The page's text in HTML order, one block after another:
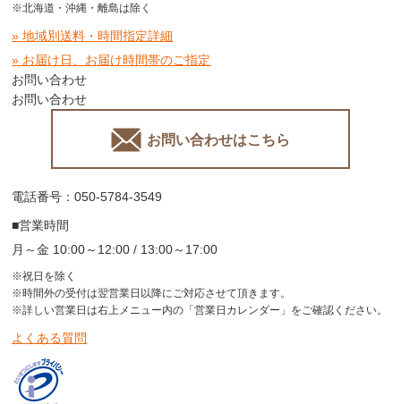
※北海道・沖縄・離島は除く
» 地域別送料・時間指定詳細
» お届け日、お届け時間帯のご指定
お問い合わせ
お問い合わせ
お問い合わせはこちら
電話番号：050-5784-3549
■営業時間
月～金 10:00～12:00 / 13:00～17:00
※祝日を除く
※時間外の受付は翌営業日以降にご対応させて頂きます。
※詳しい営業日は右上メニュー内の「営業日カレンダー」をご確認ください。
よくある質問